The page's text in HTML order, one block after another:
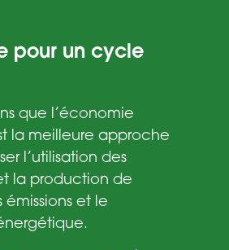
pour un cycle
que l’économie
la meilleure approche
l’utilisation des
la production de
émissions et le